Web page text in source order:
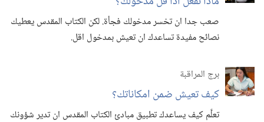
صعب جدا ان تخسر مدخولك فجأة.‏ لكن الكتاب المقدس يعطيك
نصائح مفيدة تساعدك ان تعيش بمدخول اقل.‏
برج المراقبة
كيف تعيش ضمن امكاناتك؟‏
تعلَّم كيف يساعدك تطبيق مبادئ الكتاب المقدس ان تدير شؤونك